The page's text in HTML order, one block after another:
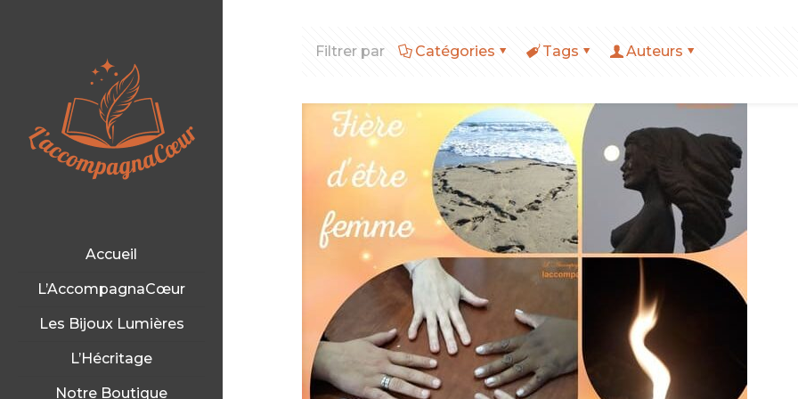
Accueil
L’AccompagnaCœur
Les Bijoux Lumières
L’Hécritage
Notre Boutique
Filtrer par Catégories Tags Auteurs